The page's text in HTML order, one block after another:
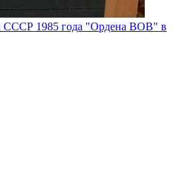
СССР 1985 года "Ордена ВОВ" в